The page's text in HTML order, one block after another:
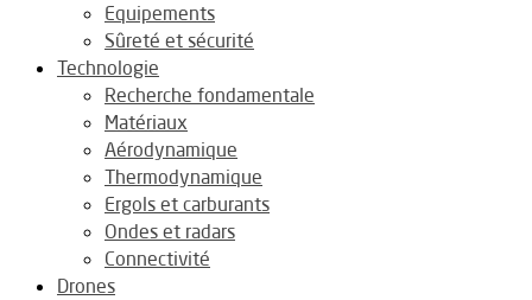
Equipements
Sûreté et sécurité
Technologie
Recherche fondamentale
Matériaux
Aérodynamique
Thermodynamique
Ergols et carburants
Ondes et radars
Connectivité
Drones